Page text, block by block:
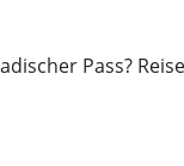
Pass?